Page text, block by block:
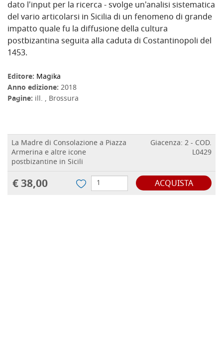
dato l'input per la ricerca - svolge un'analisi sistematica
del vario articolarsi in Sicilia di un fenomeno di grande
impatto quale fu la diffusione della cultura
postbizantina seguita alla caduta di Costantinopoli del
1453.
Editore: Magika
Anno edizione: 2018
Pagine: ill. , Brossura
La Madre di Consolazione a Piazza
Armerina e altre icone
postbizantine in Sicili
Giacenza: 2 - COD.
L0429
€ 38,00 ACQUISTA